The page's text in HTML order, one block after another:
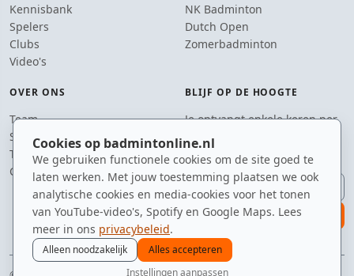
Cookies op badmintonline.nl
We gebruiken functionele cookies om de site goed te
laten werken. Met jouw toestemming plaatsen we ook
analytische cookies en media-cookies voor het tonen
van YouTube-video's, Spotify en Google Maps. Lees
meer in ons privacybeleid.
Alleen noodzakelijk
Alles accepteren
Instellingen aanpassen
Kennisbank
Spelers
Clubs
Video's
NK Badminton
Dutch Open
Zomerbadminton
OVER ONS
Team
Supporters
Tip de redactie
Contact
BLIJF OP DE HOOGTE
Je ontvangt enkele keren per
jaar een e-mail met het
laatste badmintonnieuws.
E-mailadres
aanmelden